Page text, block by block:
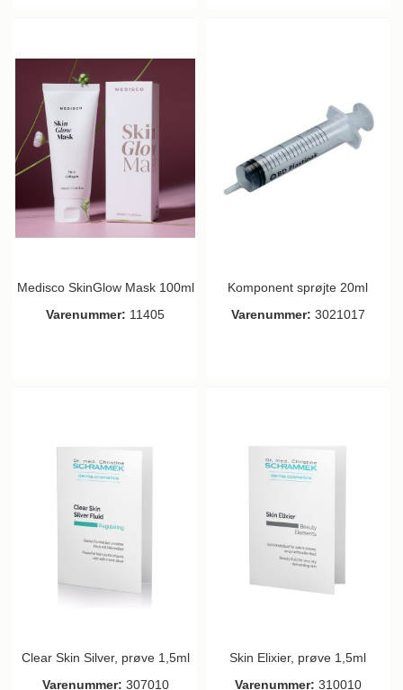
Medisco SkinGlow Mask 100ml
Varenummer: 11405
Komponent sprøjte 20ml
Varenummer: 3021017
Clear Skin Silver, prøve 1,5ml
Varenummer: 307010
Skin Elixier, prøve 1,5ml
Varenummer: 310010